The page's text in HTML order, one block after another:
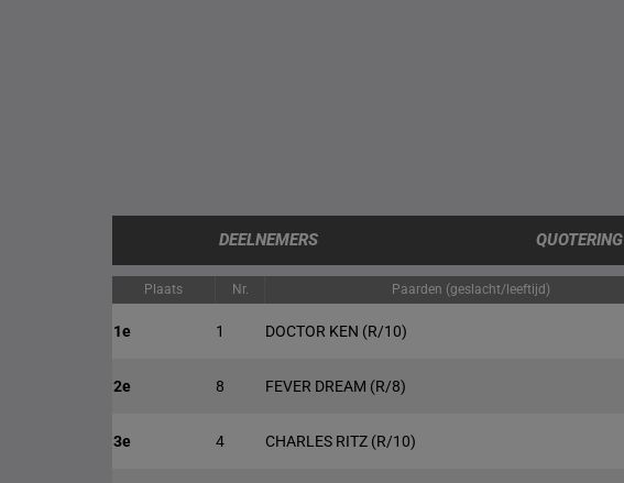
DEELNEMERS QUOTERING
Plaats Nr. Paarden (geslacht/leeftijd)
1e 1 DOCTOR KEN (R/10)
2e 8 FEVER DREAM (R/8)
3e 4 CHARLES RITZ (R/10)